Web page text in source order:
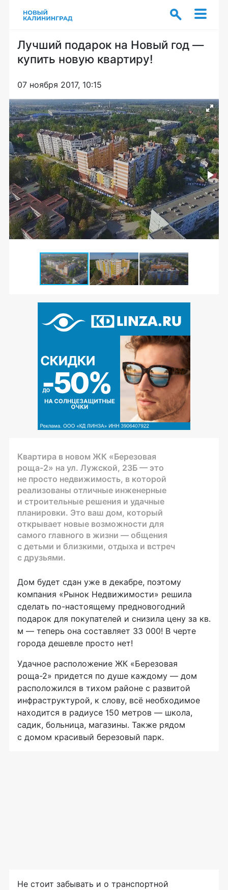
Лучший подарок на Новый год —
купить новую квартиру!
07 ноября 2017, 10:15
Квартира в новом ЖК «Березовая
роща-2» на ул. Лужской, 23Б — это
не просто недвижимость, в которой
реализованы отличные инженерные
и строительные решения и удачные
планировки. Это ваш дом, который
открывает новые возможности для
самого главного в жизни — общения
с детьми и близкими, отдыха и встреч
с друзьями.
Дом будет сдан уже в декабре, поэтому
компания «Рынок Недвижимости» решила
сделать по-настоящему предновогодний
подарок для покупателей и снизила цену за кв.
м — теперь она составляет 33 000! В черте
города дешевле просто нет!
Удачное расположение ЖК «Березовая
роща-2» придется по душе каждому — дом
расположился в тихом районе с развитой
инфраструктурой, к слову, всё необходимое
находится в радиусе 150 метров — школа,
садик, больница, магазины. Также рядом
с домом красивый березовый парк.
Не стоит забывать и о транспортной